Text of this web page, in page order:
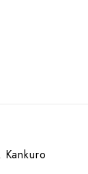
Kankuro